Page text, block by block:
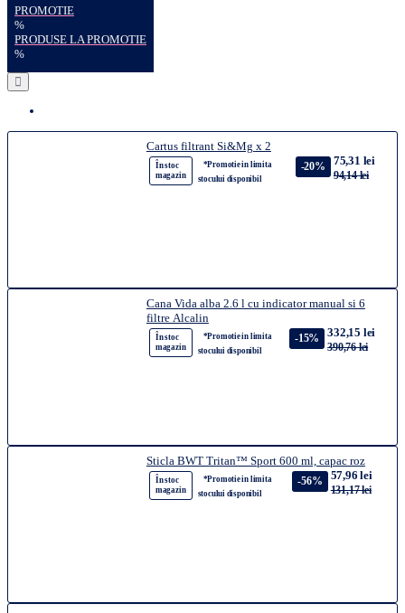
PROMOTIE
%
PRODUSE LA PROMOTIE
%
Cartus filtrant Si&Mg x 2
În stoc
magazin
*Promotie in limita
stocului disponibil
-20% 75,31 lei
94,14 lei
Cana Vida alba 2.6 l cu indicator manual si 6
filtre Alcalin
În stoc
magazin
*Promotie in limita
stocului disponibil
-15% 332,15 lei
390,76 lei
Sticla BWT Tritan™ Sport 600 ml, capac roz
În stoc
magazin
*Promotie in limita
stocului disponibil
-56% 57,96 lei
131,17 lei